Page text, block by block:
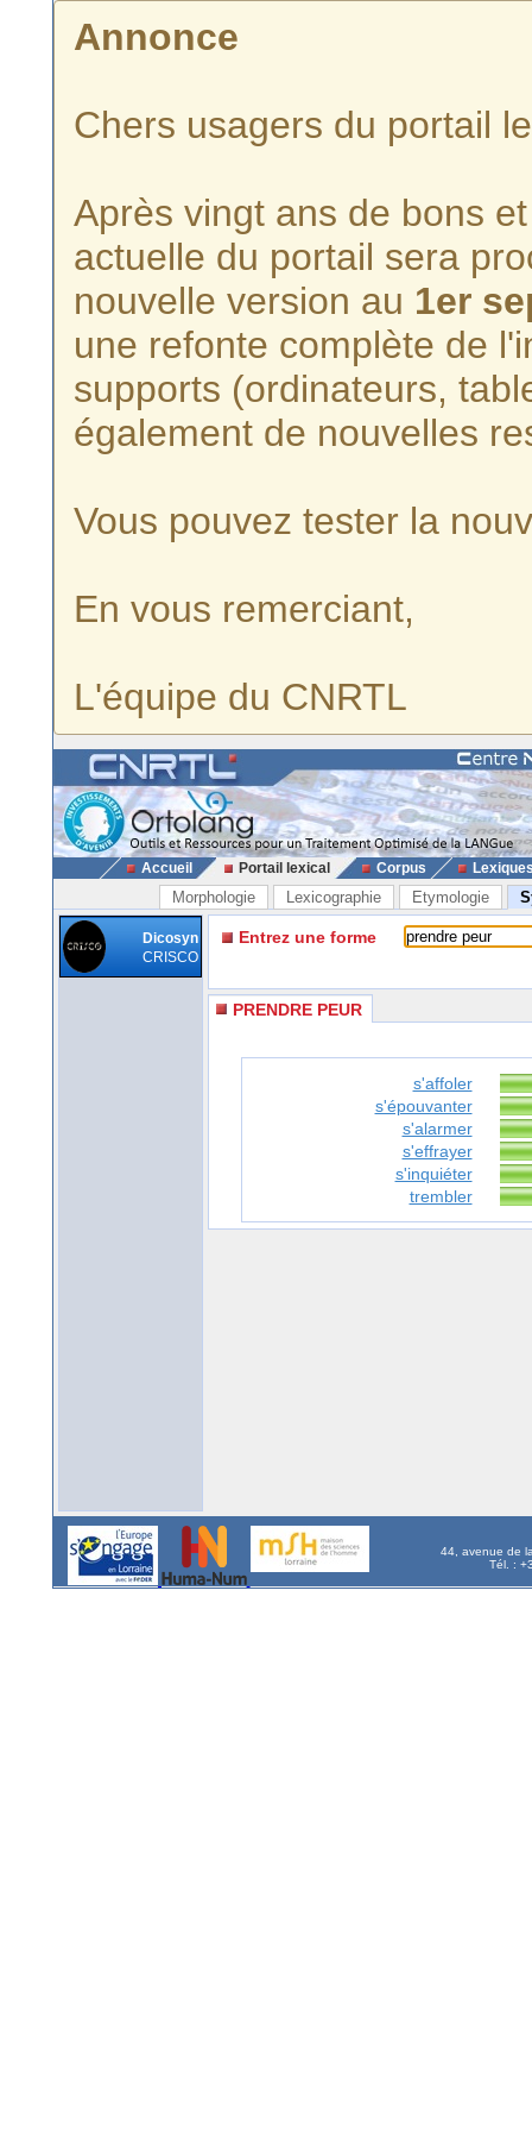
Annonce
Chers usagers du portail
Après vingt ans de bons
actuelle du portail sera
nouvelle version au 1er
une refonte complète de
supports (ordinateurs,
également de nouvelles
Vous pouvez tester la
En vous remerciant,
L'équipe du CNRTL
Accueil Portail lexical Corpus
Morphologie Lexicographie Etymologie
Dicosyn
CRISCO
Entrez une forme
PRENDRE PEUR
s'affoler
s'épouvanter
s'alarmer
s'effrayer
s'inquiéter
trembler
44, avenue de
Tél. :